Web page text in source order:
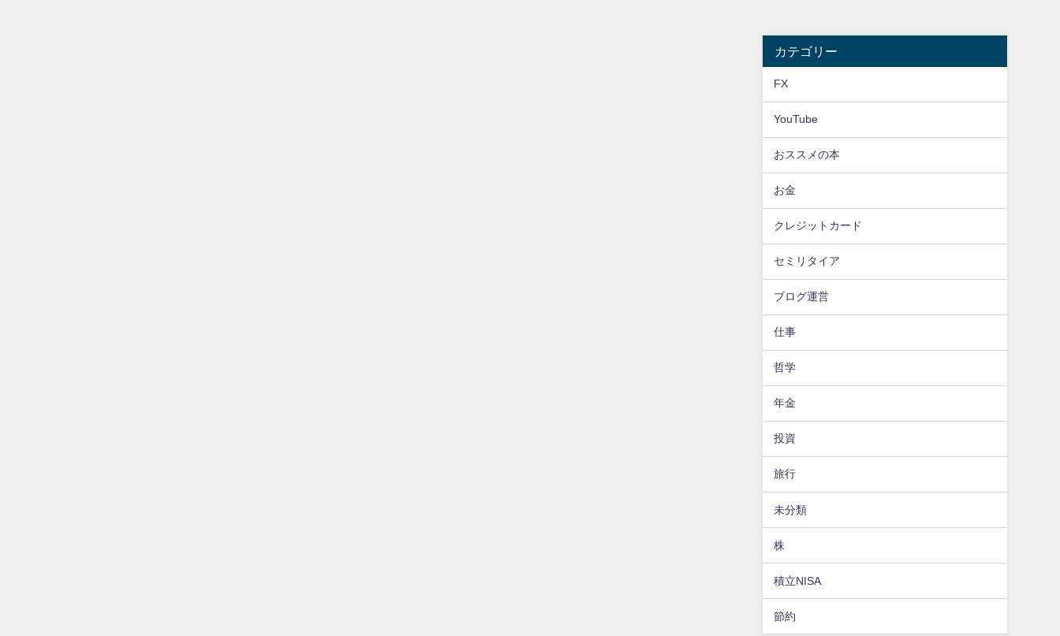
カテゴリー
FX
YouTube
おススメの本
お金
クレジットカード
セミリタイア
ブログ運営
仕事
哲学
年金
投資
旅行
未分類
株
積立NISA
節約